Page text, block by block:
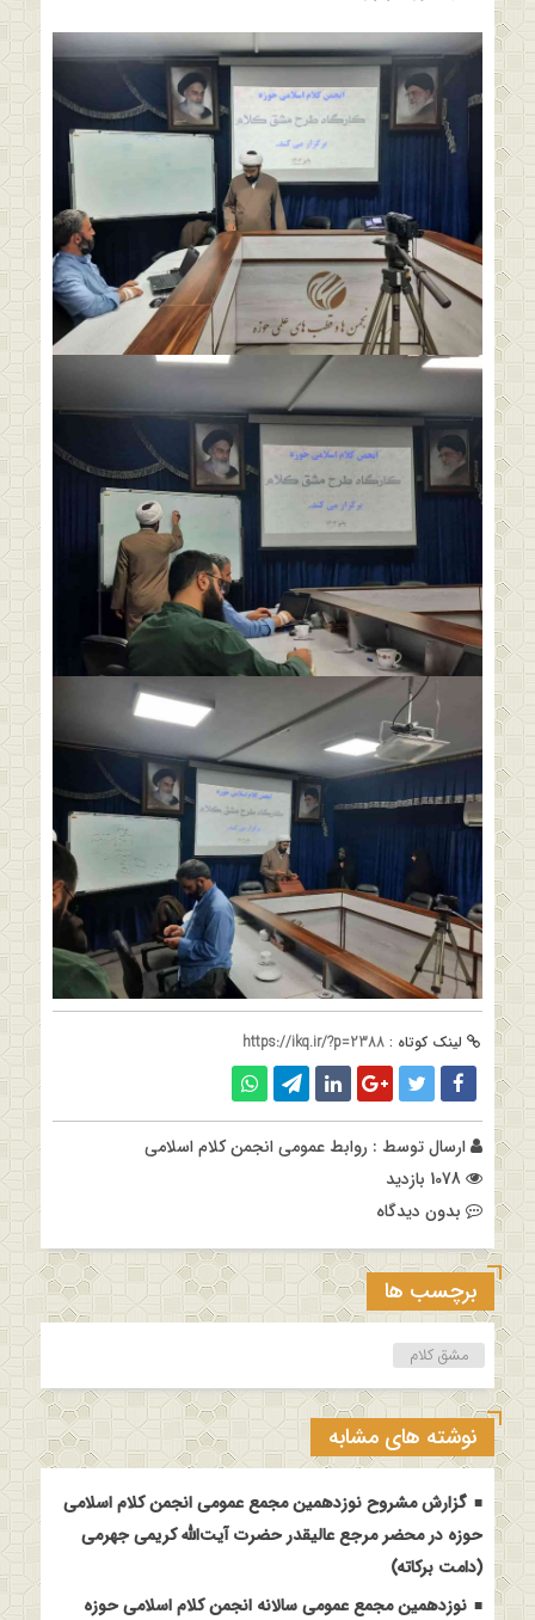
لینک کوتاه : https://ikq.ir/?p=2388
ارسال توسط : روابط عمومی انجمن کلام اسلامی
بدون دیدگاه
برچسب ها
مشق کلام
نوشته های مشابه
گزارش مشروح نوزدهمین مجمع عمومی انجمن کلام اسلامی
حوزه در محضر مرجع عالیقدر حضرت آیت‌الله کریمی جهرمی
(دامت برکاته)
نوزدهمین مجمع عمومی سالانه انجمن کلام اسلامی حوزه